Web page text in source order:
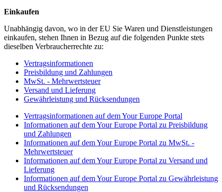
Einkaufen
Unabhängig davon, wo in der EU Sie Waren und Dienstleistungen
einkaufen, stehen Ihnen in Bezug auf die folgenden Punkte stets
dieselben Verbraucherrechte zu:
Vertragsinformationen
Preisbildung und Zahlungen
MwSt. - Mehrwertsteuer
Versand und Lieferung
Gewährleistung und Rücksendungen
Vertragsinformationen auf dem Your Europe Portal
Informationen auf dem Your Europe Portal zu Preisbildung
und Zahlungen
Informationen auf dem Your Europe Portal zu MwSt. -
Mehrwertsteuer
Informationen auf dem Your Europe Portal zu Versand und
Lieferung
Informationen auf dem Your Europe Portal zu Gewährleistung
und Rücksendungen